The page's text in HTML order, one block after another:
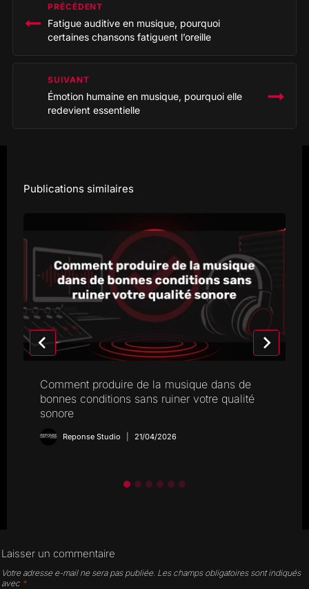
l’article
PRÉCÉDENT
Fatigue auditive en musique, pourquoi
certaines chansons fatiguent l’oreille
SUIVANT
Émotion humaine en musique, pourquoi elle
redevient essentielle
Publications similaires
Comment produire de la musique dans de
bonnes conditions sans ruiner votre qualité
sonore
Reponse Studio 21/04/2026
Laisser un commentaire
Votre adresse e-mail ne sera pas publiée. Les champs obligatoires sont indiqués
avec *